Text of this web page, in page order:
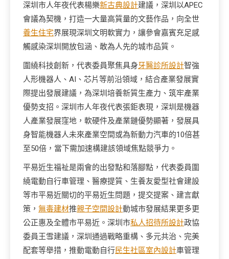
深圳市人年夜代表楊樂新古典設計建議，深圳以APEC
會議為契機，打造一大量高質量的文藝作品，向全世
養生住宅界展現深圳文明軟實力，讓參會嘉賓充足感
觸感染深圳開放包涵、敢為人先的城市品質。
圍繞科技創新，代表委員聚焦具身牙醫診所設計智強
人形機器人、AI、芯片等前沿領域，結合產業發展實
際提出發展建議，為深圳培養新質生產力、筑牢產業
優勢支招。深圳市人年夜代表張鉅表現，深圳是機器
人產業發展窪地，軟硬件及產業鏈優勢顯著，發展具
身智能機器人未來產業空間或為新動力汽車的10倍甚
至50倍，當下需加速構建該領域焦點競爭力。
平易近生福祉是兩會的出發點和落腳點，代表委員圍
繞電動自行車管理、醫療提質、生養友愛型社會建設
等市平易近關切的平易近生問題，提交提案、建言獻
策， 無毒建材推親子空間設計動城市發展結果更多更
公正惠及全體市平易近。深圳市私人招待所設計政協
委員王雪建議，深圳通過戰略重構、多元共治、完美
配套等舉措，推動電動自行民生社區室內設計車管理